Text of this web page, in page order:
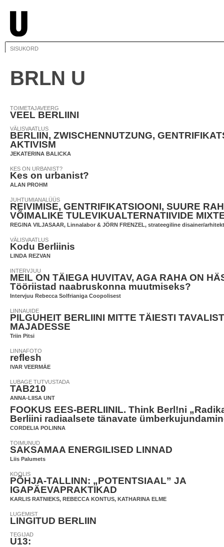
SISUKORD
BRLN U
TOIMETAJAVEERG
VEEL BERLIINI
VÄLISVAATLUS
BERLIIN, ZWISCHENNUTZUNG,
AKTIVISM
JEKATERINA BALICKA
KES ON URBANIST?
Kes on urbanist?
ALAN PROHM
JUHTUMIANALÜÜS
REIVIMISE, GENTRIFIKATSIOONI, SUURE
VÕIMALIKE TULEVIKUALTERNATIIVIDE
REGINA VILJASAAR, Linnalabor & JÖRN FRENZEL, strateegiline disainer/
VÄLISVAATLUS
Kodu Berliinis
LINDA REZVAN
INTERVJUU
MEIL ON TÄIEGA HUVITAV, AGA RAHA ON
Tööriistad naabruskonna muutmiseks?
Intervjuu Rebecca Solfrianiga Coopolisest
LINNAUIDE
PILGUHEIT BERLIINI MITTE TÄIESTI
MAJADESSE
Triin Pitsi
LINNAFOTO
reflesh
IVAR VEERMÄE
LUBAGE TUTVUSTADA
TAB210
ANNA-LIISA UNT
FOOKUS EES-BERLIINIL. Think Berl!ni
Berliini radiaalsete tänavate
CORDELIA POLINNA
TOIMUNUD
SAKSAMAA ENERGILISED LINNAD
Liis Palumets
KOOLIS
PÕHJA-TALLINN: „POTENTSIAAL” JA
IGAPÄEVAPRAKTIKAD
KARLIS RATNIEKS, REBECCA KONTUS, KATHARINA ELME
LUGEMIST
LINGITUD BERLIIN
TEGIJAD
U13: